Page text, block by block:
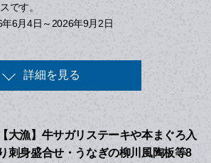
です。
6月4日～2026年9月2日
詳細を見る
【大漁】牛サガリステーキや本まぐろ入
り刺身盛合せ・うなぎの柳川風陶板等8